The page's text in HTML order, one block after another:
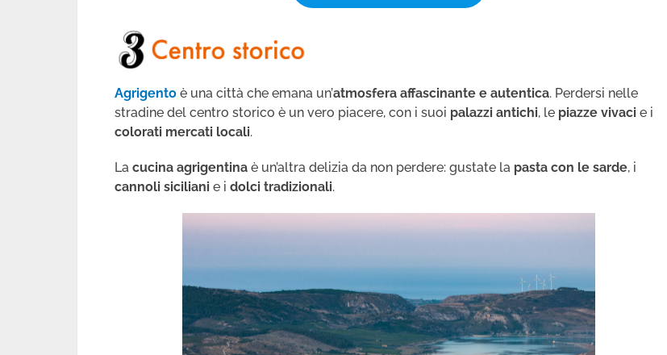
Agrigento è una città che emana un’atmosfera affascinante e autentica. Perdersi nelle
stradine del centro storico è un vero piacere, con i suoi palazzi antichi, le piazze vivaci e i
colorati mercati locali.
La cucina agrigentina è un’altra delizia da non perdere: gustate la pasta con le sarde, i
cannoli siciliani e i dolci tradizionali.